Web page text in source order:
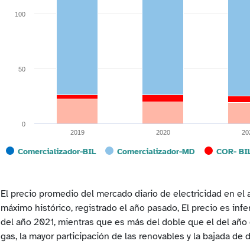
Comercializador-BIL Comercializador-MD COR-
2019 2020
0
50
100
El precio promedio del mercado diario de electricidad en
máximo histórico, registrado el año pasado, El precio es
del año 2021, mientras que es más del doble que el del
gas, la mayor participación de las renovables y la bajada